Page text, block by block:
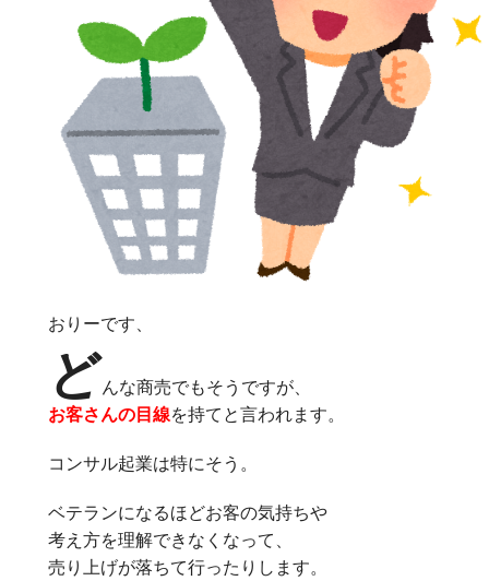
おりーです、
どんな商売でもそうですが、
お客さんの目線を持てと言われます。
コンサル起業は特にそう。
ベテランになるほどお客の気持ちや
考え方を理解できなくなって、
売り上げが落ちて行ったりします。